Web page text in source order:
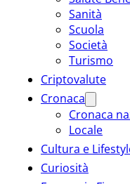
Sanità
Scuola
Società
Turismo
Criptovalute
Cronaca
Cronaca
Locale
Cultura e
Curiosità